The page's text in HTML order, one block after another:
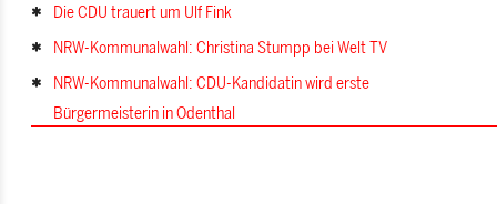
Die CDU trauert um Ulf Fink
NRW-Kommunalwahl: Christina Stumpp bei Welt TV
NRW-Kommunalwahl: CDU-Kandidatin wird erste
Bürgermeisterin in Odenthal